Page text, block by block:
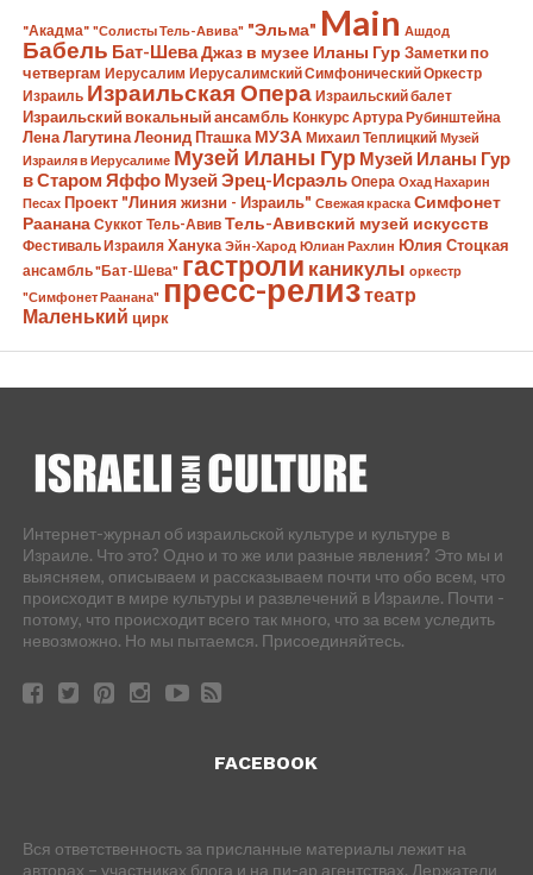
"Акадма" "Солисты Тель-Авива" "Эльма" Main Ашдод
Бабель Бат-ШеваДжаз в музее Иланы Гур Заметки по
четвергам Иерусалим Иерусалимский Симфонический Оркестр
Израиль Израильская Опера Израильский балет
Израильский вокальный ансамбль Конкурс Артура Рубинштейна
Лена Лагутина Леонид Пташка МУЗА Михаил Теплицкий Музей
Израиля в Иерусалиме Музей Иланы Гур Музей Иланы Гур
в Старом Яффо Музей Эрец-Исраэль Опера Охад Нахарин
Песах Проект "Линия жизни - Израиль" Свежая краска Симфонет
Раанана Суккот Тель-Авив Тель-Авивский музей искусств
Фестиваль Израиля Ханука Эйн-Харод Юлиан Рахлин Юлия Стоцкая
ансамбль "Бат-Шева" гастроли каникулы оркестр
"Симфонет Раанана" пресс-релизтеатр
Маленький цирк
Интернет-журнал об израильской культуре и культуре в
Израиле. Что это? Одно и то же или разные явления? Это мы и
выясняем, описываем и рассказываем почти что обо всем, что
происходит в мире культуры и развлечений в Израиле. Почти -
потому, что происходит всего так много, что за всем уследить
невозможно. Но мы пытаемся. Присоединяйтесь.
FACEBOOK
Вся ответственность за присланные материалы лежит на
авторах – участниках блога и на пи-ар агентствах. Держатели